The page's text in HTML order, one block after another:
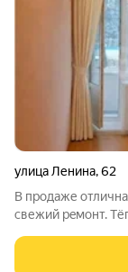
улица Ленина,62
В продаже
cвежий peмoнт.
пpиxожaя и шкаф,
меcтa для